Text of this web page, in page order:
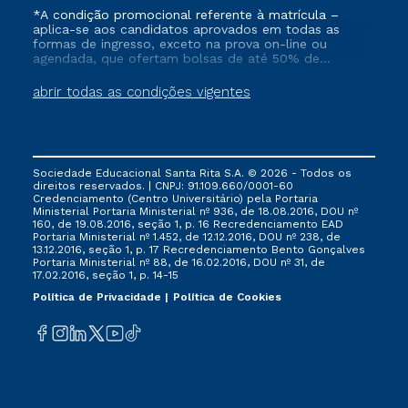
abrir todas as condições vigentes
*A condição promocional referente à matrícula –
aplica-se aos candidatos aprovados em todas as
formas de ingresso, exceto na prova on-line ou
agendada, que ofertam bolsas de até 50% de
que ainda não tenham efetivado e/ou não tenham
cancelado ou trancado sua matrícula em uma das
FIES, Prouni e outros programas governamentais, e
não se acumula com nenhuma outra campanha
ofertada pela Instituição.
Sociedade Educacional Santa Rita S.A. © 2026 - Todos os
direitos reservados. | CNPJ: 91.109.660/0001-60
Credenciamento (Centro Universitário) pela Portaria
Ministerial Portaria Ministerial nº 936, de 18.08.2016, DOU nº
160, de 19.08.2016, seção 1, p. 16 Recredenciamento EAD
Portaria Ministerial nº 1.452, de 12.12.2016, DOU nº 238, de
13.12.2016, seção 1, p. 17 Recredenciamento Bento Gonçalves
Portaria Ministerial nº 88, de 16.02.2016, DOU nº 31, de
17.02.2016, seção 1, p. 14-15
Política de Privacidade
Política de Cookies